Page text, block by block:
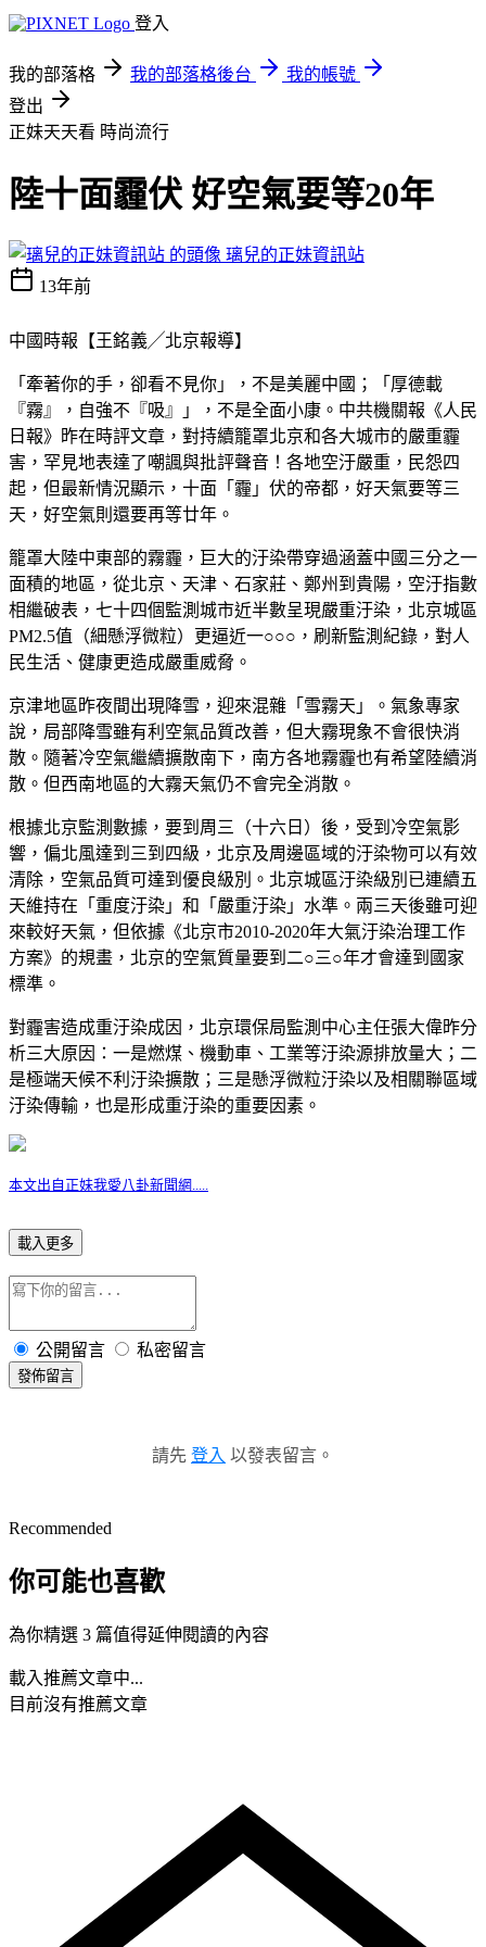
登入
我的部落格 我的部落格後台
我的帳號
登出
正妹天天看 時尚流行
陸十面霾伏 好空氣要等20年
璃兒的正妹資訊站
13年前
中國時報【王銘義╱北京報導】
「牽著你的手，卻看不見你」，不是美麗中國；「厚德載
『霧』，自強不『吸』」，不是全面小康。中共機關報《人民
日報》昨在時評文章，對持續籠罩北京和各大城市的嚴重霾
害，罕見地表達了嘲諷與批評聲音！各地空汙嚴重，民怨四
起，但最新情況顯示，十面「霾」伏的帝都，好天氣要等三
天，好空氣則還要再等廿年。
籠罩大陸中東部的霧霾，巨大的汙染帶穿過涵蓋中國三分之一
面積的地區，從北京、天津、石家莊、鄭州到貴陽，空汙指數
相繼破表，七十四個監測城市近半數呈現嚴重汙染，北京城區
PM2.5值（細懸浮微粒）更逼近一○○○，刷新監測紀錄，對人
民生活、健康更造成嚴重威脅。
京津地區昨夜間出現降雪，迎來混雜「雪霧天」。氣象專家
說，局部降雪雖有利空氣品質改善，但大霧現象不會很快消
散。隨著冷空氣繼續擴散南下，南方各地霧霾也有希望陸續消
散。但西南地區的大霧天氣仍不會完全消散。
根據北京監測數據，要到周三（十六日）後，受到冷空氣影
響，偏北風達到三到四級，北京及周邊區域的汙染物可以有效
清除，空氣品質可達到優良級別。北京城區汙染級別已連續五
天維持在「重度汙染」和「嚴重汙染」水準。兩三天後雖可迎
來較好天氣，但依據《北京市2010-2020年大氣汙染治理工作
方案》的規畫，北京的空氣質量要到二○三○年才會達到國家
標準。
對霾害造成重汙染成因，北京環保局監測中心主任張大偉昨分
析三大原因：一是燃煤、機動車、工業等汙染源排放量大；二
是極端天候不利汙染擴散；三是懸浮微粒汙染以及相關聯區域
汙染傳輸，也是形成重汙染的重要因素。
本文出自正妹我愛八卦新聞網.....
載入更多
公開留言 私密留言
發佈留言
請先 登入 以發表留言。
Recommended
你可能也喜歡
為你精選 3 篇值得延伸閱讀的內容
載入推薦文章中...
目前沒有推薦文章